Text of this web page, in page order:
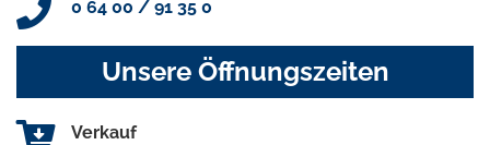
0 64 00 / 91 35 0
Unsere Öffnungszeiten
Verkauf